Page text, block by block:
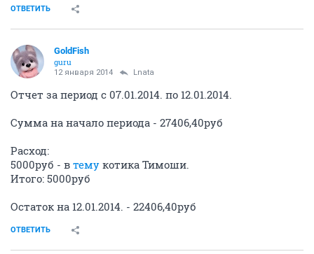
ОТВЕТИТЬ
GoldFish
guru
12 января 2014 Lnata
Отчет за период с 07.01.2014. по 12.01.2014.
Сумма на начало периода - 27406,40руб
Расход:
5000руб - в тему котика Тимоши.
Итого: 5000руб
Остаток на 12.01.2014. - 22406,40руб
ОТВЕТИТЬ